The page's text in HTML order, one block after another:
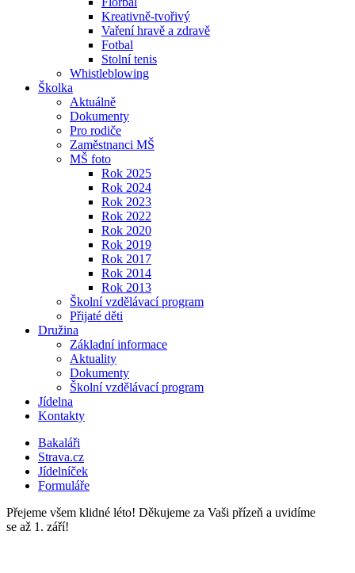
Kreativně-tvořivý
Vaření hravě a zdravě
Fotbal
Stolní tenis
Whistleblowing
Školka
Aktuálně
Dokumenty
Pro rodiče
Zaměstnanci MŠ
MŠ foto
Rok 2025
Rok 2024
Rok 2023
Rok 2022
Rok 2020
Rok 2019
Rok 2017
Rok 2014
Rok 2013
Školní vzdělávací program
Přijaté děti
Družina
Základní informace
Aktuality
Dokumenty
Školní vzdělávací program
Jídelna
Kontakty
Bakaláři
Strava.cz
Jídelníček
Formuláře
Přejeme všem klidné léto! Děkujeme za Vaši přízeň a uvidíme
se až 1. září!